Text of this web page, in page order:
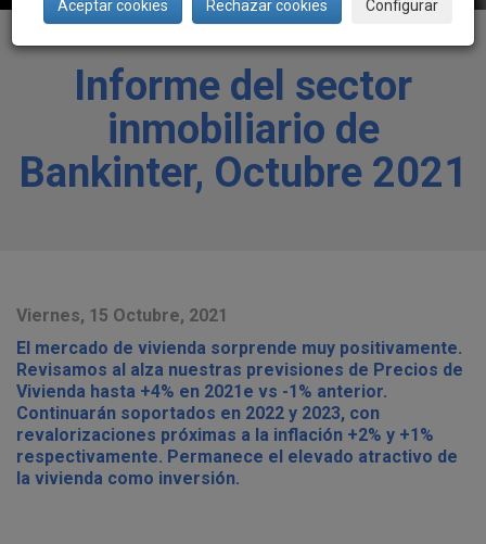
Informe del sector
inmobiliario de
Bankinter, Octubre 2021
Viernes, 15 Octubre, 2021
El mercado de vivienda sorprende muy positivamente.
Revisamos al alza nuestras previsiones de Precios de
Vivienda hasta +4% en 2021e vs -1% anterior.
Continuarán soportados en 2022 y 2023, con
revalorizaciones próximas a la inflación +2% y +1%
respectivamente. Permanece el elevado atractivo de
la vivienda como inversión.
Aceptar cookies Rechazar cookies Configurar